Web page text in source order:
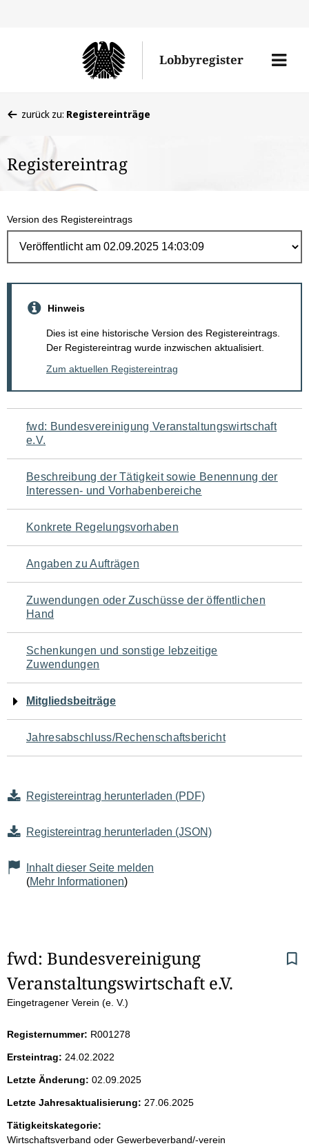
Lobbyregister
Menü
befinden
hier:
zurück zu: Registereinträge
Registereintrag
Version des Registereintrags
Hinweis
Dies ist eine historische Version des Registereintrags.
Der Registereintrag wurde inzwischen aktualisiert.
Zum aktuellen Registereintrag
Navigation
für
den
Seiteninhalt
fwd: Bundesvereinigung Veranstaltungswirtschaft
e.V.
Beschreibung der Tätigkeit sowie Benennung der
Interessen- und Vorhabenbereiche
Konkrete Regelungsvorhaben
Angaben zu Aufträgen
Zuwendungen oder Zuschüsse der öffentlichen
Hand
Schenkungen und sonstige lebzeitige
Zuwendungen
Mitgliedsbeiträge
Jahresabschluss/Rechenschaftsbericht
Registereintrag herunterladen (PDF)
Registereintrag herunterladen (JSON)
Inhalt dieser Seite melden
(Mehr Informationen)
S
e
t
e
n
i
fwd: Bundesvereinigung
Veranstaltungswirtschaft e.V.
Eingetragener Verein (e. V.)
Registernummer: R001278
Ersteintrag: 24.02.2022
Letzte Änderung: 02.09.2025
Letzte Jahresaktualisierung: 27.06.2025
Tätigkeitskategorie:
Wirtschaftsverband oder Gewerbeverband/-verein